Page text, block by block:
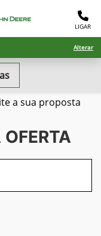
LIGAR
Alterar
a sua proposta